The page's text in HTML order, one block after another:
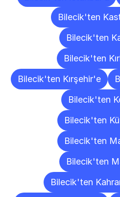
Bilecik'ten
Bilecik'ten
Bilecik'ten
Bilecik'ten Kırşehir'e
Bilecik'ten
Bilecik'ten
Bilecik'ten
Bilecik'ten
Bilecik'ten